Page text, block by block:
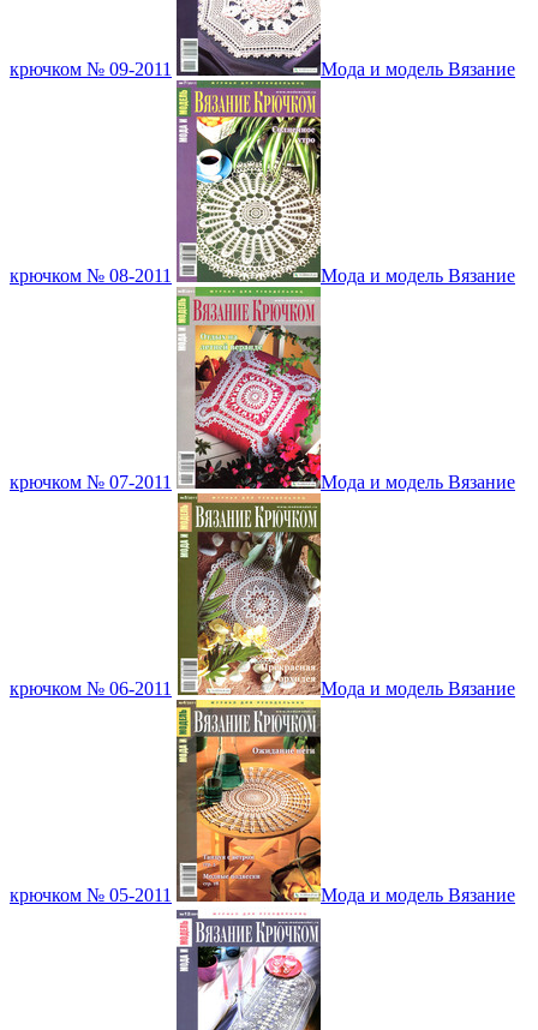
крючком № 09-2011 Мода и модель Вязание
крючком № 08-2011 Мода и модель Вязание
крючком № 07-2011 Мода и модель Вязание
крючком № 06-2011 Мода и модель Вязание
крючком № 05-2011 Мода и модель Вязание